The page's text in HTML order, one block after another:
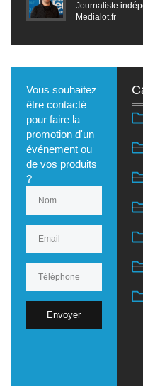
Journaliste
Medialot.fr
Vous souhaitez
être contacté
pour faire la
promotion d'un
événement ou
de vos produits
?
Envoyer